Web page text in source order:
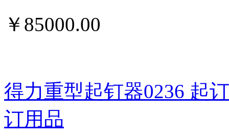
￥ 85000.00
得力重型起钉器0236 起
订用品